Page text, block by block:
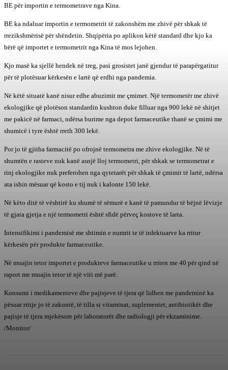
BE për importin e termometrave nga Kina.
BE ka ndaluar importin e termometrit të zakonshëm me zhivë për shkak të
rrezikshmërisë për shëndetin. Shqipëria po aplikon këtë standard dhe kjo ka
bërë që importet e termometrit nga Kina të mos lejohen.
Kjo masë ka sjellë hendek në treg, pasi grosistet janë gjendur të parapërgatitur
për të plotësuar kërkesën e lartë që erdhi nga pandemia.
Në këtë situatë kanë nisur edhe abuzimit me çmimet. Një termometër me zhivë
ekologjike që plotëson standardin kushton duke filluar nga 900 lekë në shitjet
me pakicë në farmaci, ndërsa burime nga depot farmaceutike thanë se çmimi me
shumicë i tyre është rreth 300 lekë.
Por jo të gjitha farmacitë po ofrojnë termometra me zhive ekologjike. Në të
shumtën e rasteve nuk kanë asnjë lloj termometri, për shkak se termometrat e
rinj ekologjike nuk preferohen nga qytetarët për shkak të çmimit të lartë, ndërsa
ata ishin mësuar që kosto e tij nuk i kalonte 150 lekë.
Në këto ditë të vështirë ku shumë të sëmurë e kanë të pamundur të bëjnë lëvizje
të gjata gjetja e një termometri është sfidë përveç kostove të larta.
Intensifikimi i pandemisë me shtimin e numrit te të infektuarve ka rritur
kërkesën për produkte farmaceutike.
Në muajin tetor importet e produkteve farmaceutike u rriten me 40 për qind në
raport me muajin tetor të një viti më parë.
Konsumi i medikamenteve dhe pajisjeve të tjera që lidhen me pandeminë ka
pësuar rritje jo të zakontë, të tilla si vitaminat, suplementet, antibiotikët dhe
pajisje të tjera mjekësore për laboratorët dhe radiologji për ekzaminime.
/Monitor/